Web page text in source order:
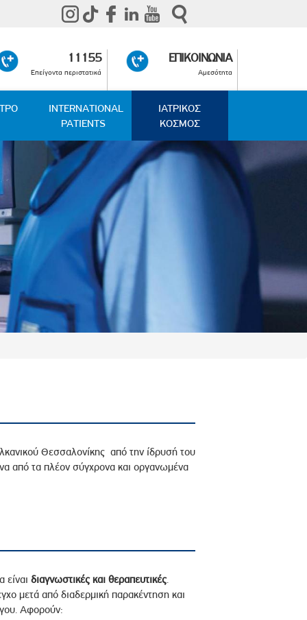
11155
Επείγοντα περιστατικά
ΕΠΙΚΟΙΝΩΝΙΑ
Αμεσότητα
INTERNATIONAL
PATIENTS
ΙΑΤΡΙΚΟΣ
ΚΟΣΜΟΣ
Θεσσαλονίκης από την ίδρυσή του
από τα πλέον σύγχρονα και οργανωμένα
είναι διαγνωστικές και θεραπευτικές.
μετά από διαδερμική παρακέντηση και
Αφορούν: